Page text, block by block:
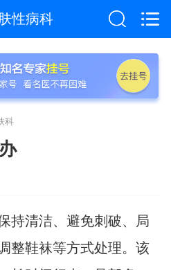
性病科
科
持清洁、避免刺破、局
整鞋袜等方式处理。该